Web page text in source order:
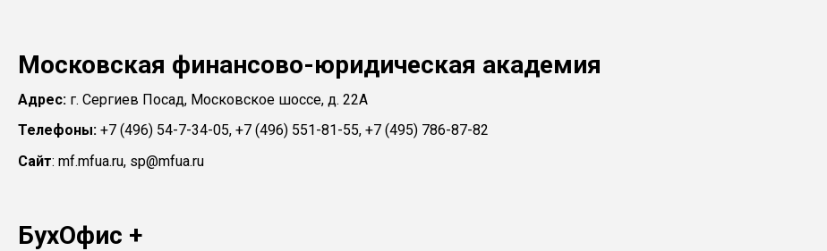
Московская финансово-юридическая академия
Адрес: г. Сергиев Посад, Московское шоссе, д. 22А
Телефоны: +7 (496) 54-7-34-05, +7 (496) 551-81-55, +7 (495) 786-87-82
Сайт: mf.mfua.ru, sp@mfua.ru
БухОфис +